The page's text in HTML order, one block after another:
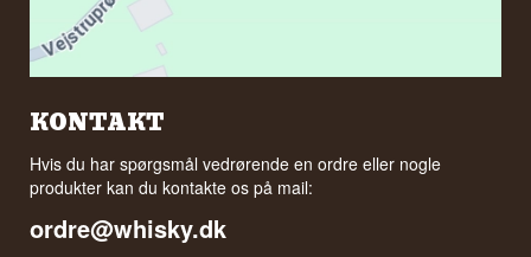
KONTAKT
Hvis du har spørgsmål vedrørende en ordre eller nogle
produkter kan du kontakte os på mail:
ordre@whisky.dk